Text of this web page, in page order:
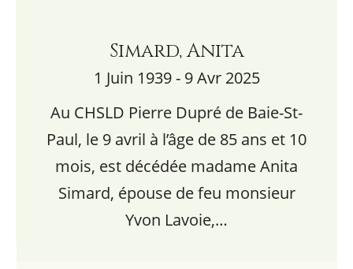
Simard, Anita
1 Juin 1939 - 9 Avr 2025
Au CHSLD Pierre Dupré de Baie-St-
Paul, le 9 avril à l’âge de 85 ans et 10
mois, est décédée madame Anita
Simard, épouse de feu monsieur
Yvon Lavoie,…